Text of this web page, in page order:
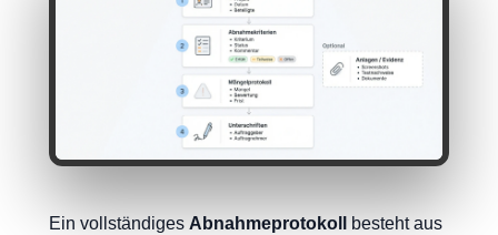
Ein vollständiges Abnahmeprotokoll
besteht aus